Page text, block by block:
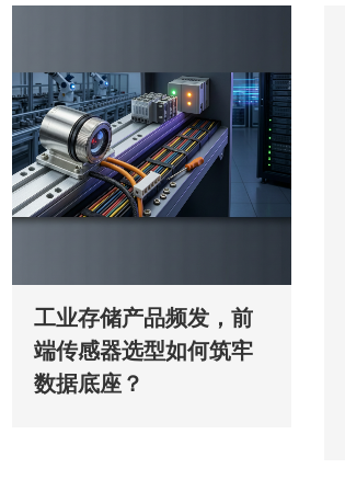
工业存储产品频发，前
端传感器选型如何筑牢
数据底座？